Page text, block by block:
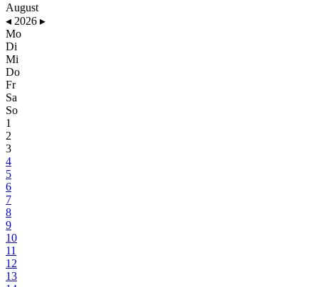
August
◂ 2026 ▸
Mo
Di
Mi
Do
Fr
Sa
So
1
2
3
4
5
6
7
8
9
10
11
12
13